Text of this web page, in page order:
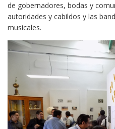
de gobernadores, bodas y
autoridades y cabildos y las
musicales.